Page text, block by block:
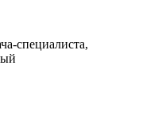
специалиста,